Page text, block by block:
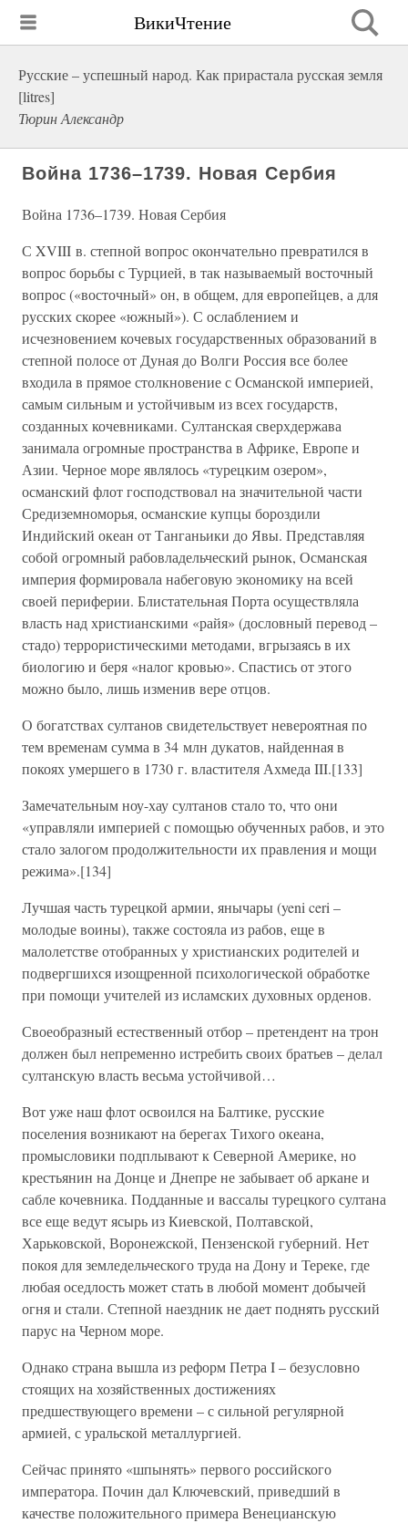
ВикиЧтение
Русские – успешный народ. Как прирастала русская земля
[litres]
Тюрин Александр
Война 1736–1739. Новая Сербия
Война 1736–1739. Новая Сербия
С XVIII в. степной вопрос окончательно превратился в
вопрос борьбы с Турцией, в так называемый восточный
вопрос («восточный» он, в общем, для европейцев, а для
русских скорее «южный»). С ослаблением и
исчезновением кочевых государственных образований в
степной полосе от Дуная до Волги Россия все более
входила в прямое столкновение с Османской империей,
самым сильным и устойчивым из всех государств,
созданных кочевниками. Султанская сверхдержава
занимала огромные пространства в Африке, Европе и
Азии. Черное море являлось «турецким озером»,
османский флот господствовал на значительной части
Средиземноморья, османские купцы бороздили
Индийский океан от Танганьики до Явы. Представляя
собой огромный рабовладельческий рынок, Османская
империя формировала набеговую экономику на всей
своей периферии. Блистательная Порта осуществляла
власть над христианскими «райя» (дословный перевод –
стадо) террористическими методами, вгрызаясь в их
биологию и беря «налог кровью». Спастись от этого
можно было, лишь изменив вере отцов.
О богатствах султанов свидетельствует невероятная по
тем временам сумма в 34 млн дукатов, найденная в
покоях умершего в 1730 г. властителя Ахмеда III.[133]
Замечательным ноу-хау султанов стало то, что они
«управляли империей с помощью обученных рабов, и это
стало залогом продолжительности их правления и мощи
режима».[134]
Лучшая часть турецкой армии, янычары (yeni ceri –
молодые воины), также состояла из рабов, еще в
малолетстве отобранных у христианских родителей и
подвергшихся изощренной психологической обработке
при помощи учителей из исламских духовных орденов.
Своеобразный естественный отбор – претендент на трон
должен был непременно истребить своих братьев – делал
султанскую власть весьма устойчивой…
Вот уже наш флот освоился на Балтике, русские
поселения возникают на берегах Тихого океана,
промысловики подплывают к Северной Америке, но
крестьянин на Донце и Днепре не забывает об аркане и
сабле кочевника. Подданные и вассалы турецкого султана
все еще ведут ясырь из Киевской, Полтавской,
Харьковской, Воронежской, Пензенской губерний. Нет
покоя для земледельческого труда на Дону и Тереке, где
любая оседлость может стать в любой момент добычей
огня и стали. Степной наездник не дает поднять русский
парус на Черном море.
Однако страна вышла из реформ Петра I – безусловно
стоящих на хозяйственных достижениях
предшествующего времени – с сильной регулярной
армией, с уральской металлургией.
Сейчас принято «шпынять» первого российского
императора. Почин дал Ключевский, приведший в
качестве положительного примера Венецианскую